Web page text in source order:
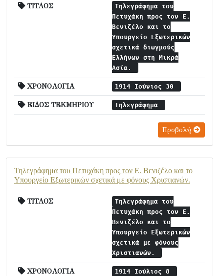
ΤΙΤΛΟΣ
Τηλεγράφημα του
Πετυχάκη προς τον Ε.
Βενιζέλο και το
Υπουργείο Εξωτερικών
σχετικά διωγμούς
Ελλήνων στη Μικρά
Ασία.
ΧΡΟΝΟΛΟΓΙΑ 1914 Ιούνιος 30
ΕΙΔΟΣ ΤΕΚΜΗΡΙΟΥ Τηλεγράφημα
Προβολή
Τηλεγράφημα του Πετυχάκη προς τον Ε. Βενιζέλο και το
Υπουργείο Εξωτερικών σχετικά με φόνους Χριστιανών.
ΤΙΤΛΟΣ
Τηλεγράφημα του
Πετυχάκη προς τον Ε.
Βενιζέλο και το
Υπουργείο Εξωτερικών
σχετικά με φόνους
Χριστιανών.
ΧΡΟΝΟΛΟΓΙΑ 1914 Ιούλιος 8